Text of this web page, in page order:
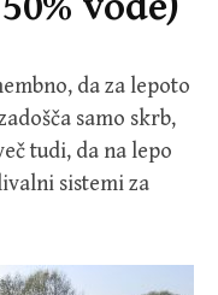
da za lepoto
samo skrb,
tudi, da na lepo
sistemi za